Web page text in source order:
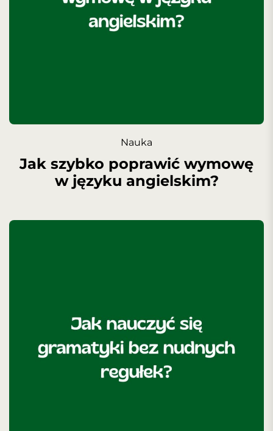
Nauka
Jak szybko poprawić wymowę
w języku angielskim?